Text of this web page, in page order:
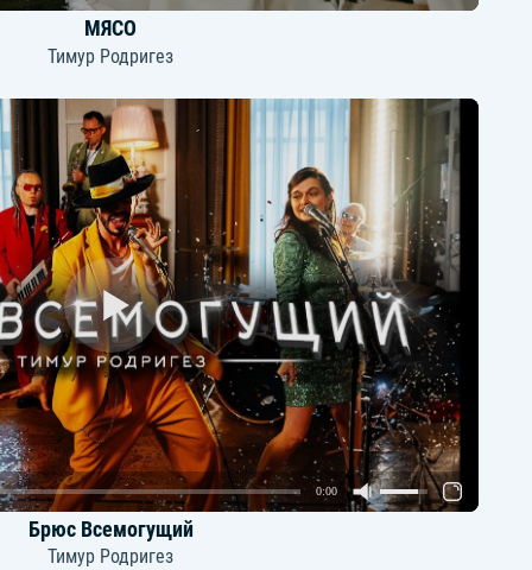
МЯСО
Тимур Родригез
0:00
Брюс Всемогущий
Тимур Родригез